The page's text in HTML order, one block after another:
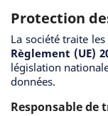
Protection
La société traite
Règlement (UE)
législation
données.
Responsable de